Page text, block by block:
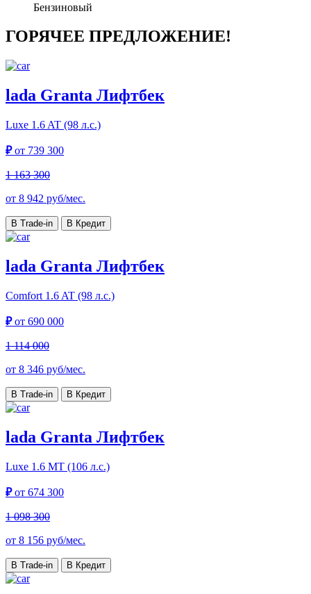
Бензиновый
ГОРЯЧЕЕ ПРЕДЛОЖЕНИЕ!
lada Granta Лифтбек
Luxe 1.6 AT (98 л.с.)
₽от 739 300
1 163 300
от 8 942 руб/мес.
В Trade-in В Кредит
lada Granta Лифтбек
Comfort 1.6 AT (98 л.с.)
₽от 690 000
1 114 000
от 8 346 руб/мес.
В Trade-in В Кредит
lada Granta Лифтбек
Luxe 1.6 МТ (106 л.с.)
₽от 674 300
1 098 300
от 8 156 руб/мес.
В Trade-in В Кредит